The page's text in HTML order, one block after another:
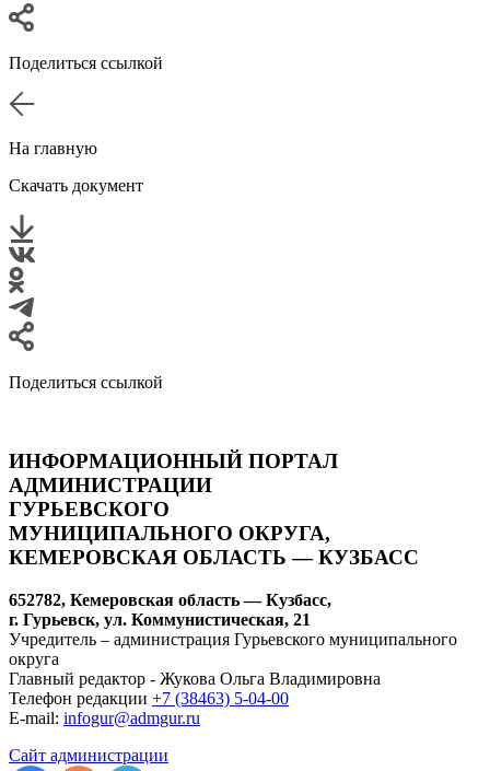
Поделиться ссылкой
На главную
Скачать документ
Поделиться ссылкой
ИНФОРМАЦИОННЫЙ ПОРТАЛ
АДМИНИСТРАЦИИ
ГУРЬЕВСКОГО
МУНИЦИПАЛЬНОГО ОКРУГА,
КЕМЕРОВСКАЯ ОБЛАСТЬ — КУЗБАСС
652782, Кемеровская область — Кузбасс,
г. Гурьевск, ул. Коммунистическая, 21
Учредитель – администрация Гурьевского муниципального
округа
Главный редактор - Жукова Ольга Владимировна
Телефон редакции +7 (38463) 5-04-00
E-mail: infogur@admgur.ru
Сайт администрации